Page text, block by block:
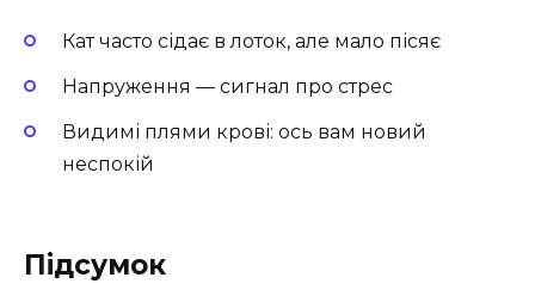
Кат часто сідає в лоток, але мало пісяє
Напруження — сигнал про стрес
Видимі плями крові: ось вам новий
неспокій
Підсумок